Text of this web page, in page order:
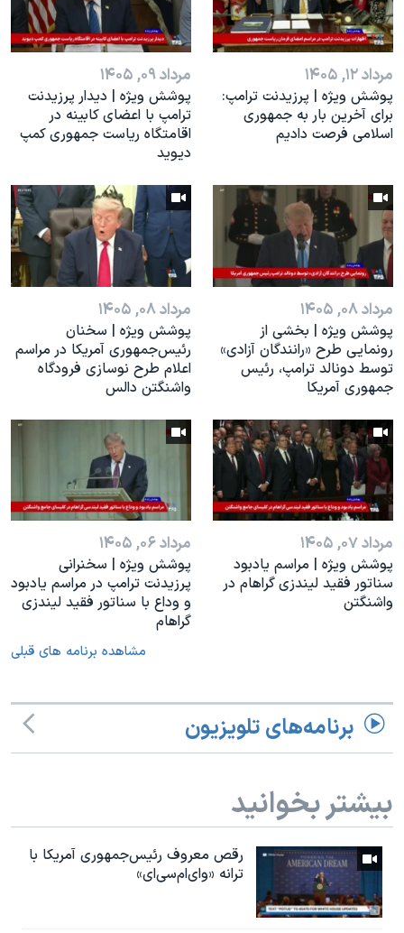
نرگس محمدی برنده جایزه نوبل صلح
همایش محافظه‌کاران آمریکا «سی‌پک»
صفحه‌های ویژه
سفر پرزیدنت ترامپ به چین
مرداد ۱۲, ۱۴۰۵
پوشش ویژه | پرزیدنت ترامپ:
برای آخرین بار به جمهوری
اسلامی فرصت دادیم
مرداد ۰۹, ۱۴۰۵
پوشش ویژه | دیدار پرزیدنت
ترامپ با اعضای کابینه در
اقامتگاه ریاست جمهوری کمپ
دیوید
مرداد ۰۸, ۱۴۰۵
پوشش ویژه | بخشی از
رونمایی طرح «رانندگان آزادی»
توسط دونالد ترامپ، رئیس
جمهوری آمریکا
مرداد ۰۸, ۱۴۰۵
پوشش ویژه | سخنان
رئيس‌جمهوری آمریکا در مراسم
اعلام طرح نوسازی فرودگاه
واشنگتن دالس
مرداد ۰۷, ۱۴۰۵
پوشش ویژه | مراسم یادبود
سناتور فقید لیندزی گراهام در
واشنگتن
مرداد ۰۶, ۱۴۰۵
پوشش ویژه | سخنرانی
پرزیدنت ترامپ در مراسم یادبود
و وداع با سناتور فقید لیندزی
گراهام
مشاهده برنامه های قبلی
برنامه‌های تلویزیون
بیشتر بخوانید
رقص معروف رئیس‌جمهوری آمریکا با
ترانه «وای‌ام‌سی‌ای»